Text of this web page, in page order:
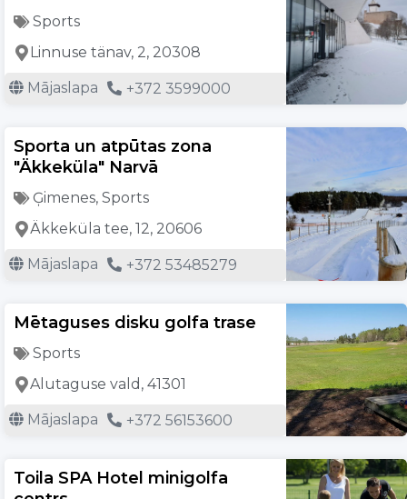
Sports
Linnuse tänav, 2, 20308
Mājaslapa +372 3599000
Sporta un atpūtas zona
"Äkkeküla" Narvā
Ģimenes, Sports
Äkkeküla tee, 12, 20606
Mājaslapa +372 53485279
Mētaguses disku golfa trase
Sports
Alutaguse vald, 41301
Mājaslapa +372 56153600
Toila SPA Hotel minigolfa